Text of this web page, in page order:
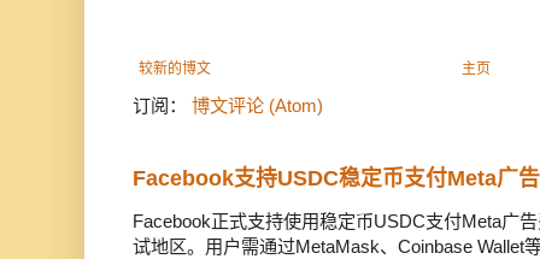
较新的博文 主页
订阅： 博文评论 (Atom)
Facebook支持USDC稳定币支付Meta广
Facebook正式支持使用稳定币USDC支付Meta广
试地区。用户需通过MetaMask、Coinbase Wallet